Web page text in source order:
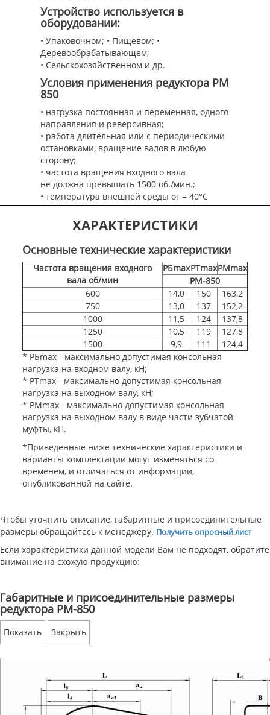
Устройство используется в
оборудовании:
• Упаковочном; • Пищевом; •
Деревообрабатывающем;
• Сельскохозяйственном и др.
Условия применения редуктора РМ
850
• нагрузка постоянная и переменная, одного
направления и реверсивная;
• работа длительная или с периодическими
остановками, вращение валов в любую
сторону;
• частота вращения входного вала
не должна превышать 1500 об./мин.;
• температура внешней среды от – 40°С
до +50°С;
• повышенная запыленность, неагрессивная
• климатическое исполнение У, Т для
категории размещения 1-4 по ГОСТ 15150.
Раскрыть содержание описания ---Закрыть
содержание
ХАРАКТЕРИСТИКИ
Основные технические характеристики
Частота вращения входного
вала об/мин
PБmaxPТmaxPMmax
РМ-850
600
14,0 150
163,2
750
13,0 137
152,2
1000
11,5 124
137,8
1250
10,5 119
127,8
1500
9,9 111
124,4
* PБmax - максимально допустимая консольная
нагрузка на входном валу, кН;
* PТmax - максимально допустимая консольная
нагрузка на выходном валу, кН;
* PMmax - максимально допустимая консольная
нагрузка на выходном валу в виде части зубчатой
муфты, кН.
*Приведенные ниже технические характеристики и
варианты комплектации могут изменяться со
временем, и отличаться от информации,
опубликованной на сайте.
Чтобы уточнить описание, габаритные и присоединительные
размеры обращайтесь к менеджеру. Получить опросный лист
Если характеристики данной модели Вам не подходят, обратите
внимание на схожую продукцию:
Габаритные и присоединительные размеры
редуктора РМ-850
Показать Закрыть